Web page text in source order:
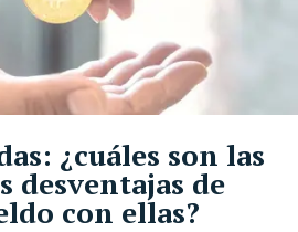
¿cuáles son las
desventajas de
con ellas?